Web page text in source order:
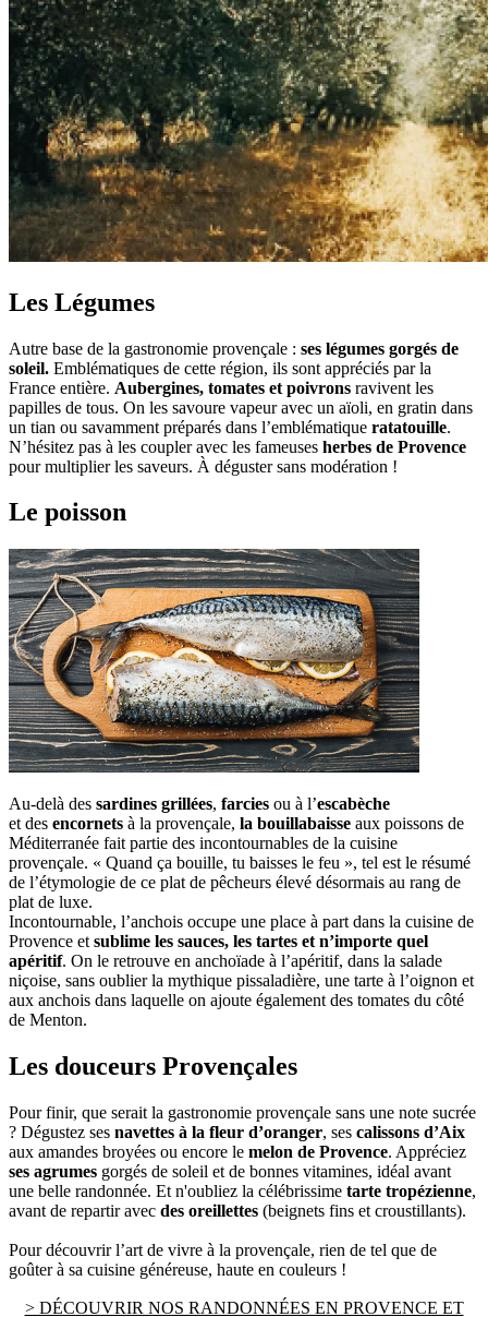
Les Légumes
Autre base de la gastronomie provençale : ses légumes gorgés de
soleil. Emblématiques de cette région, ils sont appréciés par la
France entière. Aubergines, tomates et poivrons ravivent les
papilles de tous. On les savoure vapeur avec un aïoli, en gratin dans
un tian ou savamment préparés dans l’emblématique ratatouille.
N’hésitez pas à les coupler avec les fameuses herbes de Provence
pour multiplier les saveurs. À déguster sans modération !
Le poisson
Au-delà des sardines grillées, farcies ou à l’escabèche
et des encornets à la provençale, la bouillabaisse aux poissons de
Méditerranée fait partie des incontournables de la cuisine
provençale. « Quand ça bouille, tu baisses le feu », tel est le résumé
de l’étymologie de ce plat de pêcheurs élevé désormais au rang de
plat de luxe.
Incontournable, l’anchois occupe une place à part dans la cuisine de
Provence et sublime les sauces, les tartes et n’importe quel
apéritif. On le retrouve en anchoïade à l’apéritif, dans la salade
niçoise, sans oublier la mythique pissaladière, une tarte à l’oignon et
aux anchois dans laquelle on ajoute également des tomates du côté
de Menton.
Les douceurs Provençales
Pour finir, que serait la gastronomie provençale sans une note sucrée
? Dégustez ses navettes à la fleur d’oranger, ses calissons d’Aix
aux amandes broyées ou encore le melon de Provence. Appréciez
ses agrumes gorgés de soleil et de bonnes vitamines, idéal avant
une belle randonnée. Et n'oubliez la célébrissime tarte tropézienne,
avant de repartir avec des oreillettes (beignets fins et croustillants).
Pour découvrir l’art de vivre à la provençale, rien de tel que de
goûter à sa cuisine généreuse, haute en couleurs !
> DÉCOUVRIR NOS RANDONNÉES EN PROVENCE ET